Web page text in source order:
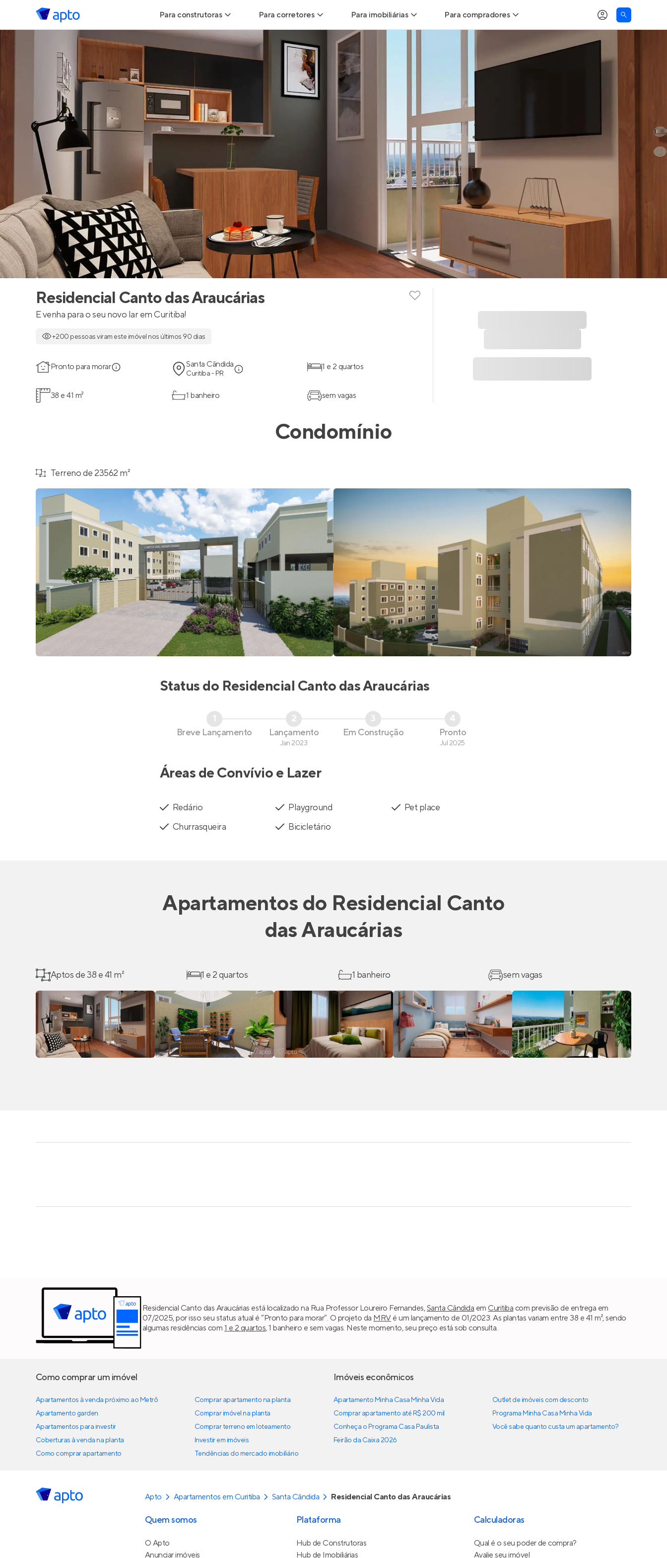
Para construtoras
Geração de Leads
Geração de Vendas
Maiores Construtoras
Anunciar Imóveis
Para corretores
Leads para Corretores
Corretor+
Parcerias imobiliárias
Anunciar imóveis
Para imobiliárias Para compradores
Calcule seu Poder de Compra
Comprar x Alugar
Correção do INCC
Simulador de Financiamento
Encontre um corretor
Residencial Canto das Araucárias
E venha para o seu novo lar em Curitiba!
+200 pessoas viram este imóvel nos últimos 90 dias
Pronto para morar Santa Cândida
Curitiba - PR
1 e 2 quartos
38 e 41 m² 1 banheiro sem vagas
Condomínio
Terreno de 23562 m²
Status do Residencial Canto das Araucárias
1
Breve Lançamento
2
Lançamento
Jan 2023
3
Em Construção
4
Pronto
Jul 2025
Áreas de Convívio e Lazer
Redário Playground
Pet place
Churrasqueira
Bicicletário
Apartamentos do Residencial Canto
das Araucárias
Aptos de 38 e 41 m² 1 e 2 quartos 1 banheiro sem vagas
Residencial Canto das Araucárias está localizado na Rua Professor Loureiro Fernandes,Santa Cândida em Curitiba com previsão de entrega em
07/2025, por isso seu status atual é “Pronto para morar”. O projeto da MRVé um lançamento de 01/2023. As plantas variam entre 38 e 41 m², sendo
algumas residências com 1 e 2 quartos, 1 banheiro e sem vagas. Neste momento, seu preço está sob consulta.
Como comprar um imóvel
Apartamentos à venda próximo ao Metrô
Apartamento garden
Apartamentos para investir
Coberturas à venda na planta
Como comprar apartamento
Comprar apartamento na planta
Comprar imóvel na planta
Comprar terreno em loteamento
Investir em imóveis
Tendências do mercado imobiliário
Imóveis econômicos
Apartamento Minha Casa Minha Vida
Comprar apartamento até R$ 200 mil
Conheça o Programa Casa Paulista
Feirão da Caixa 2026
Outlet de imóveis com desconto
Programa Minha Casa Minha Vida
Você sabe quanto custa um apartamento?
Apto Apartamentos em Curitiba Santa Cândida Residencial Canto das Araucárias
Quem somos
O Apto
Anunciar imóveis
Plataforma
Hub de Construtoras
Hub de Imobiliárias
Calculadoras
Qual é o seu poder de compra?
Avalie seu imóvel